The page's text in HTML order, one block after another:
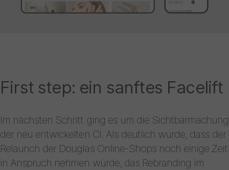
First step: ein sanftes Facelift
Im nächsten Schritt ging es um die Sichtbarmachung
der neu entwickelten CI. Als deutlich wurde, dass der
Relaunch der Douglas Online-Shops noch einige Zeit
in Anspruch nehmen würde, das Rebranding im